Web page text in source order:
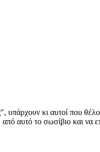
υπάρχουν κι αυτοί που
αυτό το σωσίβιο και να